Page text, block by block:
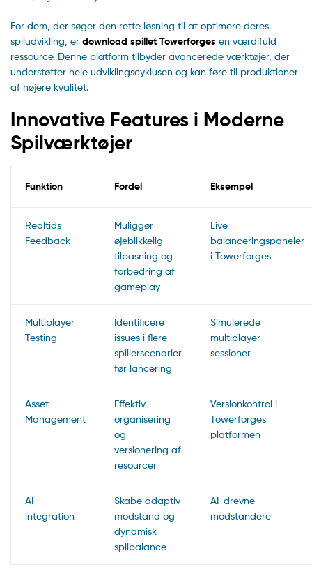
For dem, der søger den rette løsning til at optimere deres
spiludvikling, er download spillet Towerforges en værdifuld
ressource. Denne platform tilbyder avancerede værktøjer, der
understøtter hele udviklingscyklusen og kan føre til produktioner
af højere kvalitet.
Innovative Features i Moderne
Spilværktøjer
Funktion Fordel Eksempel
Realtids
Feedback
Muliggør
øjeblikkelig
tilpasning og
forbedring af
gameplay
Live
balanceringspaneler
i Towerforges
Multiplayer
Testing
Identificere
issues i flere
spillerscenarier
før lancering
Simulerede
multiplayer-
sessioner
Asset
Management
Effektiv
organisering
og
versionering af
resourcer
Versionkontrol i
Towerforges
platformen
AI-
integration
Skabe adaptiv
modstand og
dynamisk
spilbalance
AI-drevne
modstandere